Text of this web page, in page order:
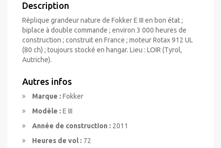
Description
Réplique grandeur nature de Fokker E III en bon état ;
biplace à double commande ; environ 3 000 heures de
construction ; construit en France ; moteur Rotax 912 UL
(80 ch) ; toujours stocké en hangar. Lieu : LOIR (Tyrol,
Autriche).
Autres infos
Marque : Fokker
Modèle : E III
Année de construction : 2011
Heures de vol : 72